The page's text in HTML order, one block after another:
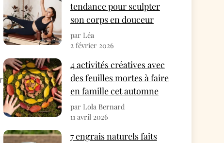
tendance pour sculpter
son corps en douceur
par Léa
2 février 2026
4 activités créatives avec
des feuilles mortes à faire
en famille cet automne
par Lola Bernard
11 avril 2026
7 engrais naturels faits